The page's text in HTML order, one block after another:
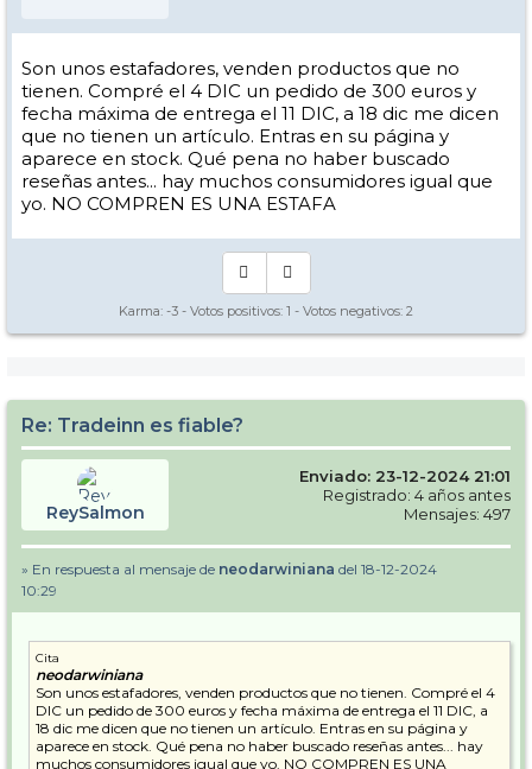
Son unos estafadores, venden productos que no
tienen. Compré el 4 DIC un pedido de 300 euros y
fecha máxima de entrega el 11 DIC, a 18 dic me dicen
que no tienen un artículo. Entras en su página y
aparece en stock. Qué pena no haber buscado
reseñas antes... hay muchos consumidores igual que
yo. NO COMPREN ES UNA ESTAFA
Karma: -3 - Votos positivos: 1 - Votos negativos: 2
Re: Tradeinn es fiable?
ReySalmon
Enviado: 23-12-2024 21:01
Registrado: 4 años antes
Mensajes: 497
» En respuesta al mensaje de neodarwiniana del 18-12-2024
10:29
Cita
neodarwiniana
Son unos estafadores, venden productos que no tienen. Compré el 4
DIC un pedido de 300 euros y fecha máxima de entrega el 11 DIC, a
18 dic me dicen que no tienen un artículo. Entras en su página y
aparece en stock. Qué pena no haber buscado reseñas antes... hay
muchos consumidores igual que yo. NO COMPREN ES UNA